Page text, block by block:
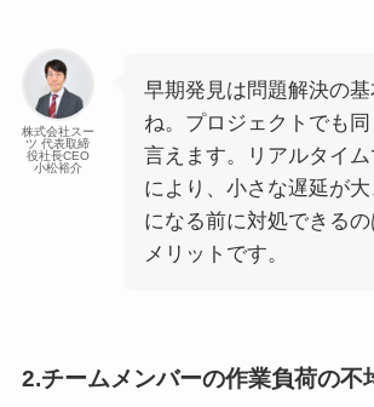
株式会社スー
ツ 代表取締
役社長CEO
小松裕介
早期発見は問題解決の
ね。プロジェクトでも
言えます。リアルタイ
により、小さな遅延が
になる前に対処できる
メリットです。
2.チームメンバーの作業負荷の不